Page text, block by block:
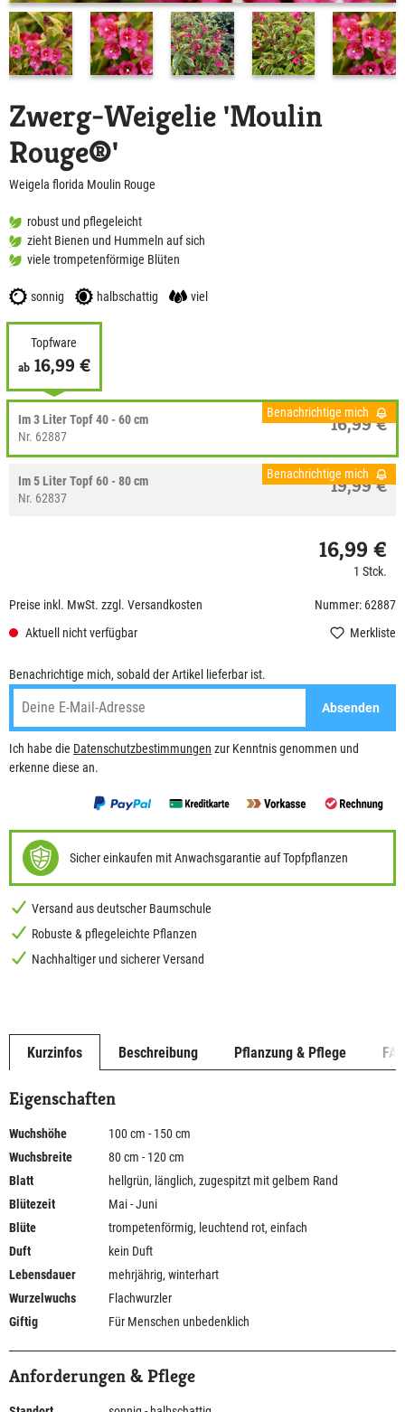
Zwerg-Weigelie 'Moulin
Rouge®'
Weigela florida Moulin Rouge
robust und pflegeleicht
zieht Bienen und Hummeln auf sich
viele trompetenförmige Blüten
sonnig halbschattig viel
Topfware
ab 16,99 €
Benachrichtige mich
Im 3 Liter Topf 40 - 60 cm
Nr. 62887
16,99 €
Benachrichtige mich
Im 5 Liter Topf 60 - 80 cm
Nr. 62837
19,99 €
16,99 €
1 Stck.
Preise inkl. MwSt. zzgl. Versandkosten
Nummer: 62887
Aktuell nicht verfügbar
Merkliste
Benachrichtige mich, sobald der Artikel lieferbar ist.
Absenden
Ich habe die Datenschutzbestimmungen zur Kenntnis genommen und
erkenne diese an.
Sicher einkaufen mit Anwachsgarantie auf Topfpflanzen
Versand aus deutscher Baumschule
Robuste & pflegeleichte Pflanzen
Nachhaltiger und sicherer Versand
Kurzinfos Beschreibung Pflanzung & Pflege
Eigenschaften
Wuchshöhe
100 cm - 150 cm
Wuchsbreite
80 cm - 120 cm
Blatt
hellgrün, länglich, zugespitzt mit gelbem Rand
Blütezeit
Mai - Juni
Blüte
trompetenförmig, leuchtend rot, einfach
Duft
kein Duft
Lebensdauer
mehrjährig, winterhart
Wurzelwuchs
Flachwurzler
Giftig
Für Menschen unbedenklich
Anforderungen & Pflege